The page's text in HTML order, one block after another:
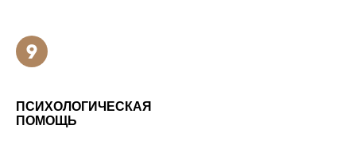
ПСИХОЛОГИЧЕСКАЯ
ПОМОЩЬ